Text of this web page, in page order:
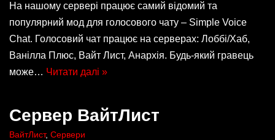
На нашому сервері працює самий відомий та
популярний мод для голосового чату – Simple Voice
Chat. Голосовий чат працює на серверах: Лоббі/Хаб,
Ванілла Плюс, Вайт Лист, Анархія. Будь-який гравець
може… Читати далі »
Сервер ВайтЛист
ВайтЛист, Сервери